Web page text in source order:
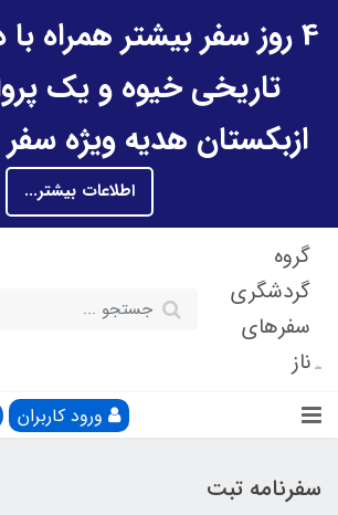
4 روز سفر بیشتر همراه با
تاریخی خیوه و یک
ازبکستان هدیه ویژه سفر
اطلاعات بیشتر...
گروه
گردشگری
سفرهای
ناز
ورود کاربران
سفرنامه تبت